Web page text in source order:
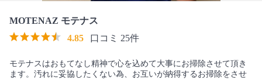
MOTENAZ モテナス
4.85
口コミ 25件
モテナスはおもてなし精神で心を込めて大事にお掃除させて頂き
ます。汚れに妥協したくない為、お互いが納得するお掃除をさせ